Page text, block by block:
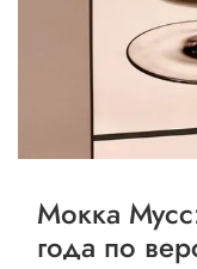
Мокка
года по